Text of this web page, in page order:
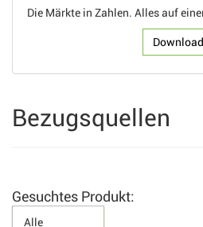
Die Märkte in Zahlen. Alles auf
Download
Bezugsquellen
Gesuchtes Produkt: